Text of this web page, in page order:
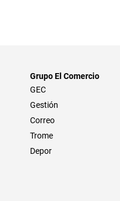
Grupo El Comercio
GEC
Gestión
Correo
Trome
Depor